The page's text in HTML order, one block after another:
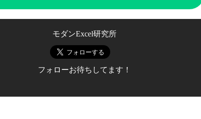
モダンExcel研究所
フォローお待ちしてます！